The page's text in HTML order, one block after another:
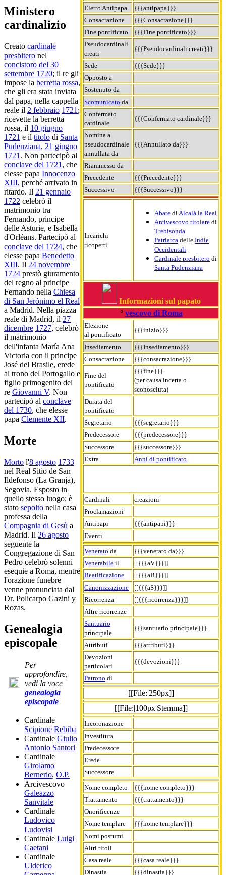
Eletto Antipapa
{{{antipapa}}}
Consacrazione
{{{Consacrazione}}}
Fine pontificato
{{{Fine pontificato}}}
Pseudocardinali
creati
{{{Pseudocardinali creati}}}
Sede
{{{Sede}}}
Opposto a
Sostenuto da
Scomunicato da
Confermato
cardinale
{{{Confermato cardinale}}}
Nomina a
pseudocardinale
annullata da
{{{Annullato da}}}
Riammesso da
Precedente
{{{Precedente}}}
Successivo
{{{Successivo}}}
Incarichi
ricoperti
Abate di Alcalá la Real
Arcivescovo titolare di
Trebisonda
Patriarca delle Indie
Occidentali
Cardinale presbitero di
Santa Pudenziana
Informazioni sul papato
° vescovo di Roma
Elezione
al pontificato
{{{inizio}}}
Insediamento
{{{Insediamento}}}
Consacrazione
{{{consacrazione}}}
Fine del
pontificato
{{{fine}}}
(per causa incerta o
sconosciuta)
Durata del
pontificato
Segretario
{{{segretario}}}
Predecessore
{{{predecessore}}}
Successore
{{{successore}}}
Extra
Anni di pontificato
Cardinali
creazioni
Proclamazioni
Antipapi
{{{antipapi}}}
Eventi
Venerato da
{{{venerato da}}}
Venerabile il
[[{{{aV}}}]]
Beatificazione
[[{{{aB}}}]]
Canonizzazione
[[{{{aS}}}]]
Ricorrenza
[[{{{ricorrenza}}}]]
Altre ricorrenze
Santuario
principale
{{{santuario principale}}}
Attributi
{{{attributi}}}
Devozioni
particolari
{{{devozioni}}}
Patrono di
[[File:|250px]]
[[File:|100px|Stemma]]
Incoronazione
Investitura
Predecessore
Erede
Successore
Nome completo
{{{nome completo}}}
Trattamento
{{{trattamento}}}
Onorificenze
Nome templare
{{{nome templare}}}
Nomi postumi
Altri titoli
Casa reale
{{{casa reale}}}
Dinastia
{{{dinastia}}}
Ministero
cardinalizio
Creato cardinale
presbitero nel
concistoro del 30
settembre 1720; il re gli
impose la berretta rossa,
che gli era stata inviata
dal papa, nella cappella
reale il 2 febbraio 1721 ;
ricevette la berretta
rossa, il 10 giugno
1721 e il titolo di Santa
Pudenziana, 21 giugno
1721 . Non partecipò al
conclave del 1721 , che
elesse papa Innocenzo
XIII, perché arrivato in
ritardo. Il 21 gennaio
1722 celebrò il
matrimonio tra
Fernando, principe
delle Asturie, e Isabella
d'Orléans. Partecipò al
conclave del 1724, che
elesse papa Benedetto
XIII. Il 24 novembre
1724 prestò giuramento
del regno al principe
Fernando nella Chiesa
di San Jerónimo el Real
a Madrid. Nella piazza
reale di Madrid, il 27
dicembre 1727, celebrò
il matrimonio
dell'infanta María Ana
Victoria con il principe
José del Brasile, erede
al trono del Portogallo e
figlio primogenito del
re Giovanni V. Non
partecipò al conclave
del 1730, che elesse
papa Clemente XII.
Morte
Morto l'8 agosto 1733
nel Real Sitio de San
Ildefonso (La Granja),
Segovia. Esposto in
quello stesso luogo; è
stato sepolto nella casa
professa della
Compagnia di Gesù a
Madrid. Il 26 agosto
seguente la
Congregazione di San
Pedro celebrò solenni
esequie a Roma, mentre
l'orazione funebre
venne pronunciata dal
Dr. Policarpo Gazini y
Rozas.
Genealogia
episcopale
Per
approfondire,
vedi la voce
genealogia
episcopale
Cardinale
Scipione Rebiba
Cardinale Giulio
Antonio Santori
Cardinale
Girolamo
Bernerio, O.P.
Arcivescovo
Galeazzo
Sanvitale
Cardinale
Ludovico
Ludovisi
Cardinale Luigi
Caetani
Cardinale
Ulderico